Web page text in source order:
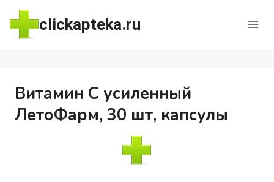
Перейти
содержимому
clickapteka.ru
Витамин С усиленный
ЛетоФарм, 30 шт, капсулы